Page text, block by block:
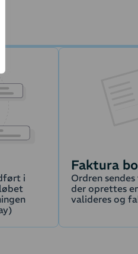
i
Faktura
Ordren
der oprettes
valideres og